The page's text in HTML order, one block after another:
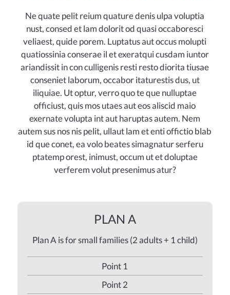
Ne quate pelit reium quature denis ulpa voluptia
nust, consed et lam dolorit od quasi occaboresci
veliaest, quide porem. Luptatus aut occus molupti
quatiossinia conserae il et exeratqui cusdam iuntor
ariandissit in con culligenis resti resto diorita tiusae
conseniet laborum, occabor itaturestis dus, ut
iliquiae. Ut optur, verro quo te que nulluptae
officiust, quis mos utaes aut eos aliscid maio
exernate volupta int aut haruptas autem. Nem
autem sus nos nis pelit, ullaut lam et enti offictio blab
id que conet, ea volo beates simagnatur serferu
ptatemp orest, inimust, occum ut et doluptae
verferem volut presenimus atur?
PLAN A
Plan A is for small families (2 adults + 1 child)
Point 1
Point 2